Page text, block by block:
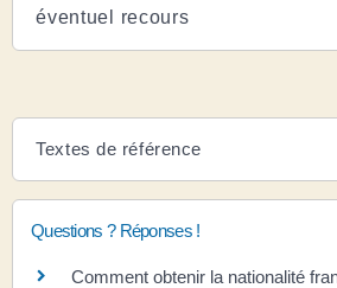
éventuel recours
Textes de référence
Questions ? Réponses !
Comment obtenir la nationalité